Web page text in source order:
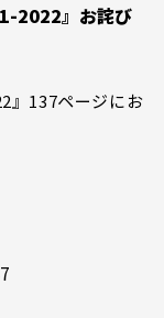
2022』お詫び
』137ページにお